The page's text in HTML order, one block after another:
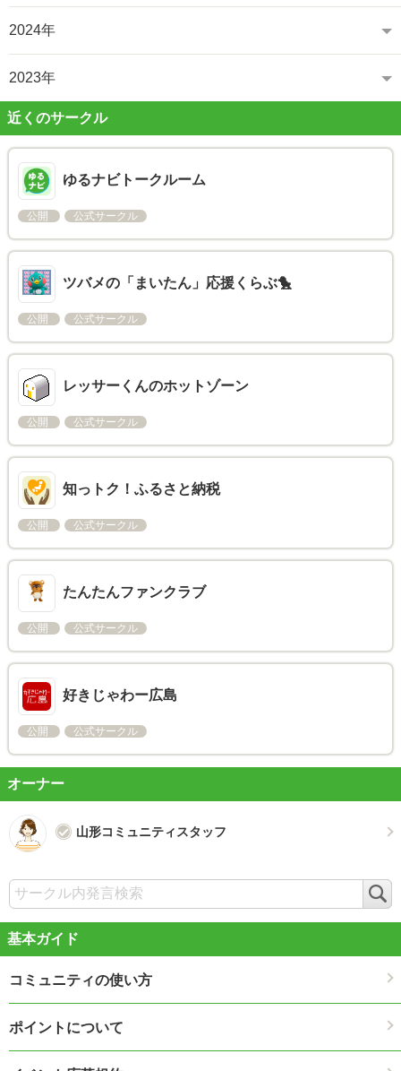
2024年
2023年
近くのサークル
ゆるナビトークルーム
公開 公式サークル
ツバメの「まいたん」応援くらぶ🐤
公開 公式サークル
レッサーくんのホットゾーン
公開 公式サークル
知っトク！ふるさと納税
公開 公式サークル
たんたんファンクラブ
公開 公式サークル
好きじゃわー広島
公開 公式サークル
オーナー
山形コミュニティスタッフ
索
基本ガイド
コミュニティの使い方
ポイントについて